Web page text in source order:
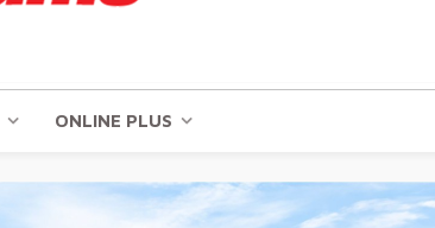
ONLINE PLUS